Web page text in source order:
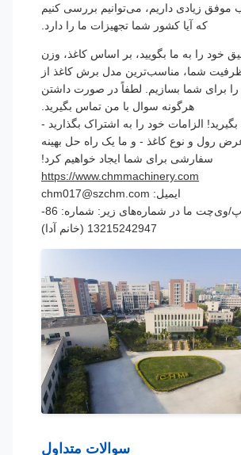
زیادی داریم، می‌توانیم بررسی کنیم
که آیا کشور شما تجهیزات ما را دارد.
را به ما بگویید، بر اساس کاغذ، وزن
شما، مناسب‌ترین مدل برش کاغذ از
شما بسازیم. لطفاً در صورت داشتن
هرگونه سوال با من تماس بگیرید.
الزامات خود را به اشتراک بگذارید -
و نوع کاغذ - و ما یک راه حل بهینه
سفارشی برای شما ایجاد خواهیم کرد!
https://www.chmmachinery.com
ایمیل: chm017@szchm.com
واتساپ/وی‌چت ما در شماره‌های زیر: شماره: 86-
13215242947 (خانم آدا)
سوالات متداول